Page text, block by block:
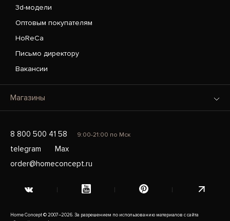
3d-модели
Оптовым покупателям
HoReCa
Письмо директору
Вакансии
Магазины
8 800 500 41 58 9:00-21:00 по Мск
telegram
Max
order@homeconcept.ru
Home Concept © 2007–2026. За разрешением по использованию материалов с сайта